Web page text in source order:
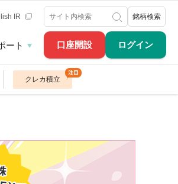
口座開設 ログイン
IR 銘柄検索
ート
クレカ積立